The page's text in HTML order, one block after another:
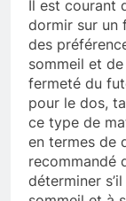
Il est courant
dormir sur un
des
sommeil et
fermeté du
pour le dos,
ce type de
en termes de
recommandé
déterminer